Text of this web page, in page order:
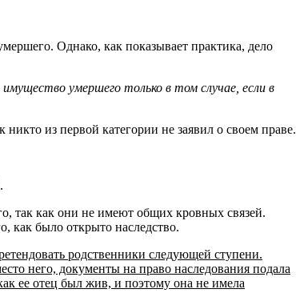
Однако, как показывает практика, дело
умершего только в том случае, если в
из первой категории не заявил о своем праве.
так как они не имеют общих кровных связей.
как было открыто наследство.
родственники следующей ступени.
него, документы на право наследования подала
ее отец был жив, и поэтому она не имела